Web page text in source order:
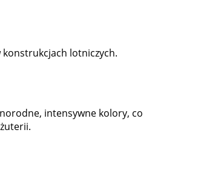
lotniczych.
intensywne kolory, co